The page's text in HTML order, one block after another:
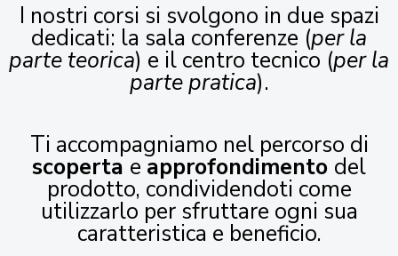
I nostri corsi si svolgono in due spazi
dedicati: la sala conferenze (per la
parte teorica) e il centro tecnico (per la
parte pratica).
Ti accompagniamo nel percorso di
scoperta e approfondimento del
prodotto, condividendoti come
utilizzarlo per sfruttare ogni sua
caratteristica e beneficio.